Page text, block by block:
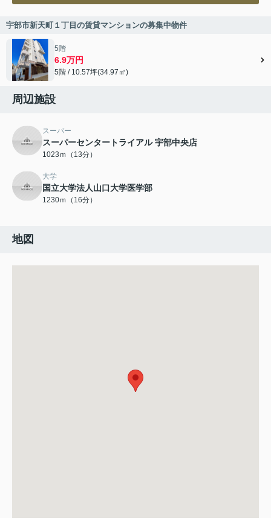
宇部市新天町１丁目の賃貸マンションの募集中物件
5階
6.9万円
5階 / 10.57坪(34.97㎡)
周辺施設
スーパー
スーパーセンタートライアル 宇部中央店
1023ｍ（13分）
大学
国立大学法人山口大学医学部
1230ｍ（16分）
地図